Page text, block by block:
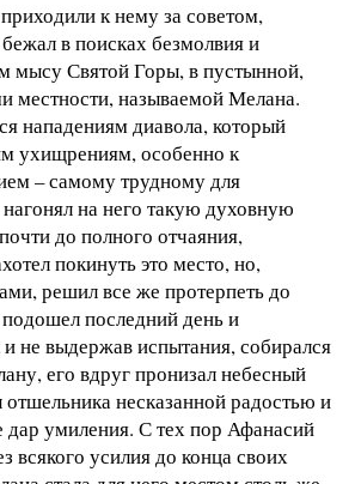
к нему за советом,
в поисках безмолвия и
мысу Святой Горы, в пустынной,
местности, называемой Мелана.
нападениям диавола, который
ухищрениям, особенно к
– самому трудному для
на него такую духовную
до полного отчаяния,
покинуть это место, но,
решил все же протерпеть до
последний день и
не выдержав испытания, собирался
его вдруг пронизал небесный
несказанной радостью и
умиления. С тех пор Афанасий
всякого усилия до конца своих